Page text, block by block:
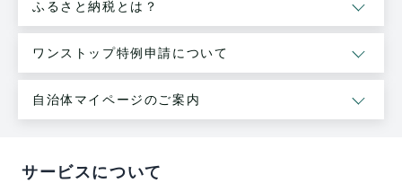
ふるさと納税とは？
ワンストップ特例申請について
自治体マイページのご案内
サービスについて